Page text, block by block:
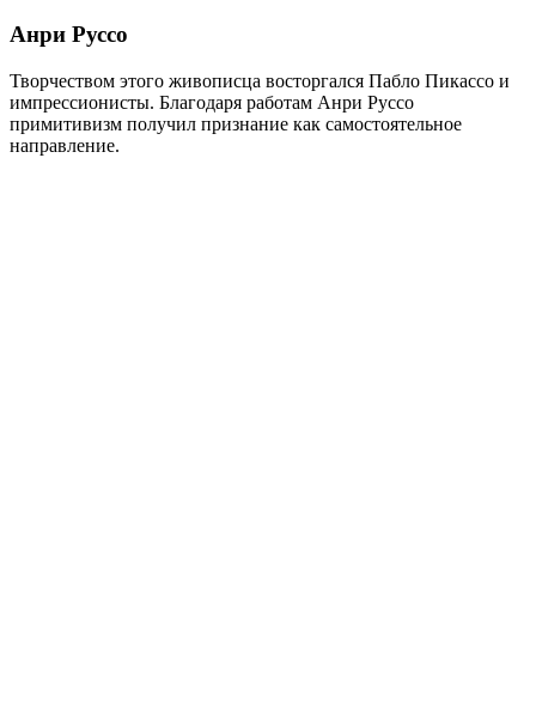
Анри Руссо
Творчеством этого живописца восторгался Пабло Пикассо и
импрессионисты. Благодаря работам Анри Руссо
примитивизм получил признание как самостоятельное
направление.